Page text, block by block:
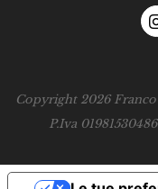
Copyright 2026
P.Iva